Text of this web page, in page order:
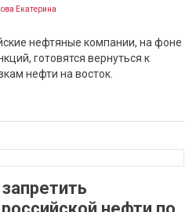
Екатерина
нефтяные компании, на фоне
готовятся вернуться к
нефти на восток.